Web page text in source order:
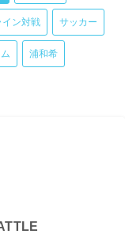
イン対戦 サッカー
浦和希